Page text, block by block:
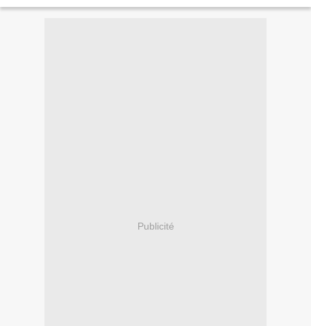
Publicité